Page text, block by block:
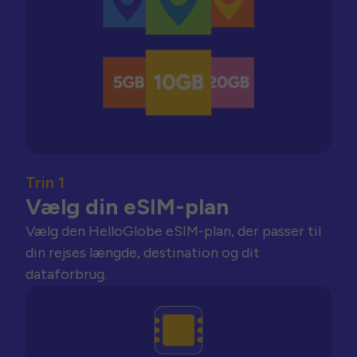
Trin 1
Vælg din eSIM-plan
Vælg den HelloGlobe eSIM-plan, der passer til
din rejses længde, destination og dit
dataforbrug.